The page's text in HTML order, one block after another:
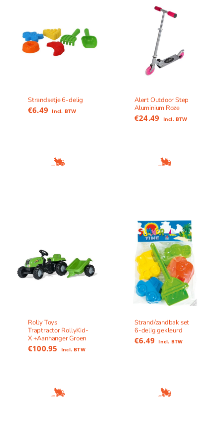
Strandsetje 6-delig
€6.49 Incl. BTW
Alert Outdoor Step
Aluminium Roze
€24.49 Incl. BTW
Rolly Toys
Traptractor RollyKid-
X +Aanhanger Groen
€100.95 Incl. BTW
Strand/zandbak set
6-delig gekleurd
€6.49 Incl. BTW